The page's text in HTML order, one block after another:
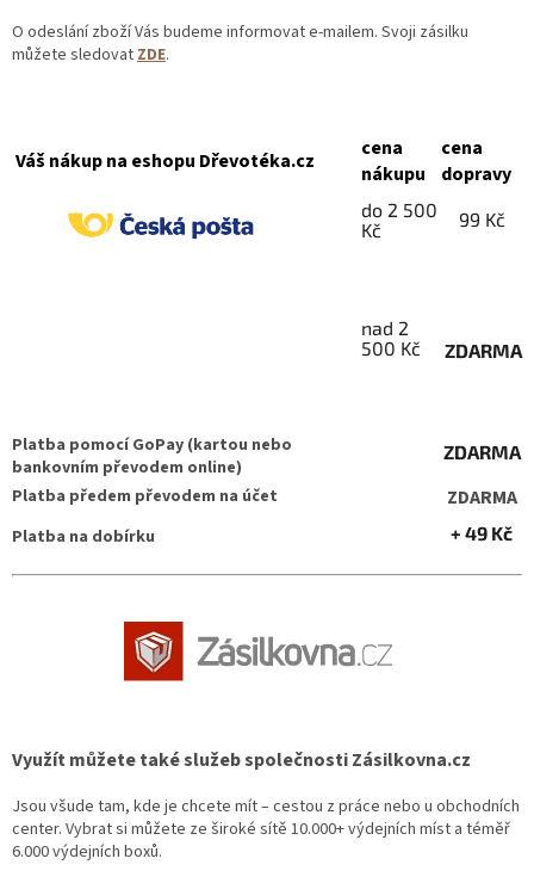
O odeslání zboží Vás budeme informovat e-mailem. Svoji zásilku
můžete sledovat ZDE.
Váš nákup na eshopu Dřevotéka.cz
cena
nákupu
cena
dopravy
do 2 500
Kč
99 Kč
nad 2
500 Kč
ZDARMA
Platba pomocí GoPay (kartou nebo
bankovním převodem online)
ZDARMA
Platba předem převodem na účet ZDARMA
Platba na dobírku + 49 Kč
Využít můžete také služeb společnosti Zásilkovna.cz
Jsou všude tam, kde je chcete mít – cestou z práce nebo u obchodních
center. Vybrat si můžete ze široké sítě 10.000+ výdejních míst a téměř
6.000 výdejních boxů.